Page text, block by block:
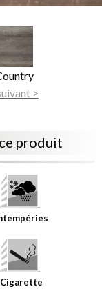
>
produit
Cigarette